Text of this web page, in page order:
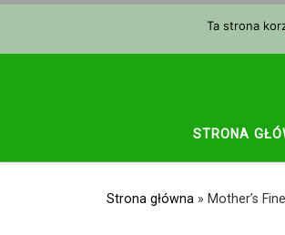
STRONA
Strona główna » Mother’s
Ta strona